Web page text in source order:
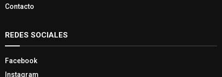
Contacto
REDES SOCIALES
Facebook
Instagram